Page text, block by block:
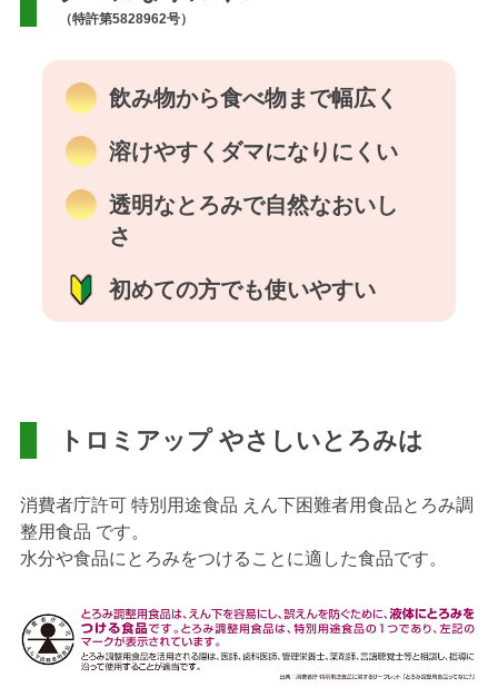
（特許第5828962号）
飲み物から食べ物まで幅広く
溶けやすくダマになりにくい
透明なとろみで自然なおいし
さ
初めての方でも使いやすい
トロミアップ やさしいとろみは
消費者庁許可 特別用途食品 えん下困難者用食品とろみ調
整用食品 です。
水分や食品にとろみをつけることに適した食品です。